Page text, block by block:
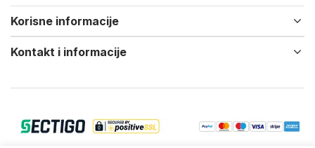
Korisne informacije
Kontakt i informacije